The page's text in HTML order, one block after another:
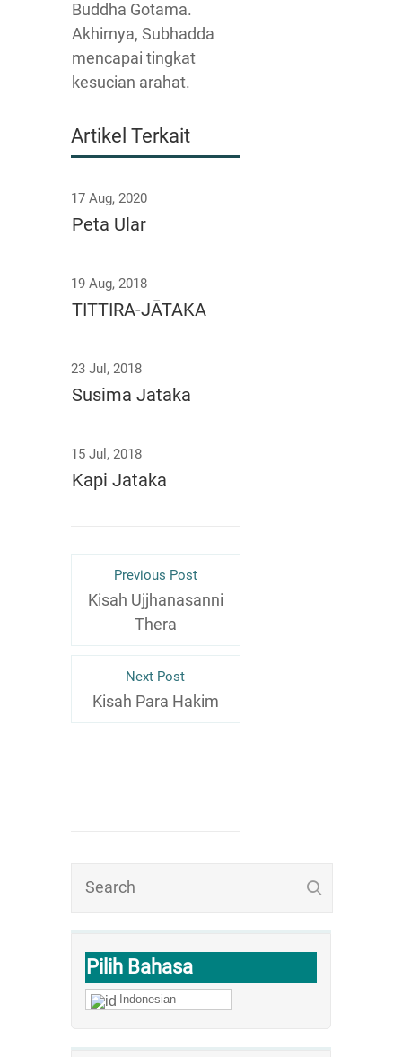
Pilih Bahasa
Indonesian
Buddha Gotama.
Akhirnya, Subhadda
mencapai tingkat
kesucian arahat.
Artikel Terkait
17 Aug, 2020
Peta Ular
19 Aug, 2018
TITTIRA-JĀTAKA
23 Jul, 2018
Susima Jataka
15 Jul, 2018
Kapi Jataka
Previous Post
Kisah Ujjhanasanni
Thera
Next Post
Kisah Para Hakim